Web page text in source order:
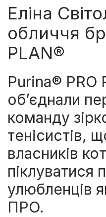
Еліна
обличчя
PLAN®
Purina® PRO
об’єднали
команду
тенісистів,
власників
піклуватися
улюбленців
ПРО.